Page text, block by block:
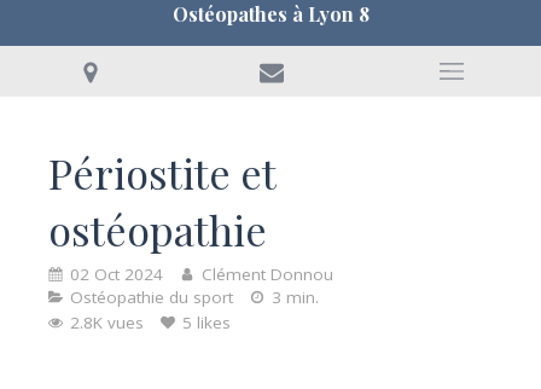
Ostéopathes à Lyon 8
Périostite et
ostéopathie
02 Oct 2024
Clément Donnou
Ostéopathie du sport
3 min.
2.8K vues
5 likes